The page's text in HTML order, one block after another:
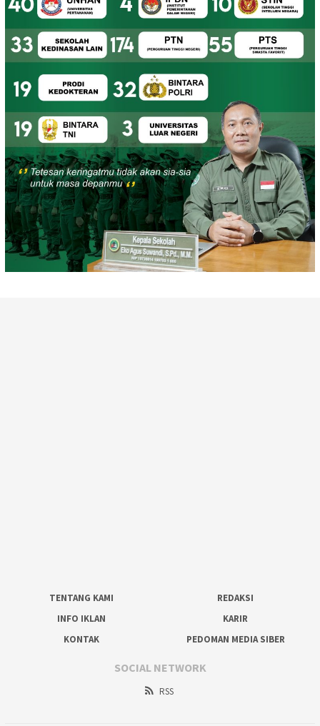
TENTANG KAMI
REDAKSI
INFO IKLAN
KARIR
KONTAK
PEDOMAN MEDIA SIBER
SOCIAL NETWORK
RSS